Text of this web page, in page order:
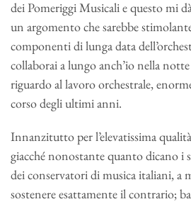
dei Pomeriggi Musicali e questo mi
un argomento che sarebbe
componenti di lunga data
collaborai a lungo anch’io nella
riguardo al lavoro orchestrale,
corso degli ultimi anni.
Innanzitutto per l’elevatissima
giacché nonostante quanto dicano i
dei conservatori di musica italiani, a
sostenere esattamente il contrario;